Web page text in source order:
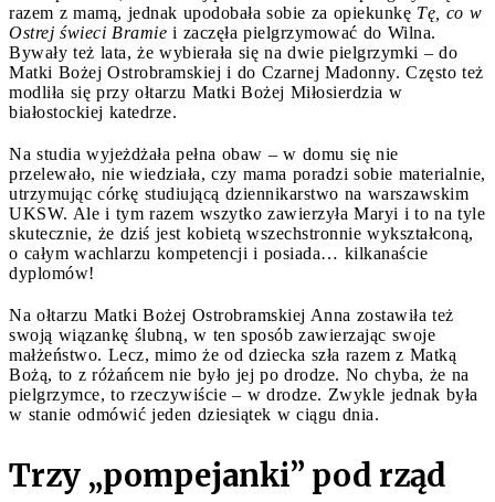
razem z mamą, jednak upodobała sobie za opiekunkę Tę, co w
Ostrej świeci Bramie i zaczęła pielgrzymować do Wilna.
Bywały też lata, że wybierała się na dwie pielgrzymki – do
Matki Bożej Ostrobramskiej i do Czarnej Madonny. Często też
modliła się przy ołtarzu Matki Bożej Miłosierdzia w
białostockiej katedrze.
Na studia wyjeżdżała pełna obaw – w domu się nie
przelewało, nie wiedziała, czy mama poradzi sobie materialnie,
utrzymując córkę studiującą dziennikarstwo na warszawskim
UKSW. Ale i tym razem wszytko zawierzyła Maryi i to na tyle
skutecznie, że dziś jest kobietą wszechstronnie wykształconą,
o całym wachlarzu kompetencji i posiada… kilkanaście
dyplomów!
Na ołtarzu Matki Bożej Ostrobramskiej Anna zostawiła też
swoją wiązankę ślubną, w ten sposób zawierzając swoje
małżeństwo. Lecz, mimo że od dziecka szła razem z Matką
Bożą, to z różańcem nie było jej po drodze. No chyba, że na
pielgrzymce, to rzeczywiście – w drodze. Zwykle jednak była
w stanie odmówić jeden dziesiątek w ciągu dnia.
Trzy „pompejanki” pod rząd